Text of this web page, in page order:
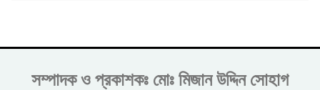
সম্পাদক ও প্রকাশকঃ মোঃ মিজান উদ্দিন সোহাগ